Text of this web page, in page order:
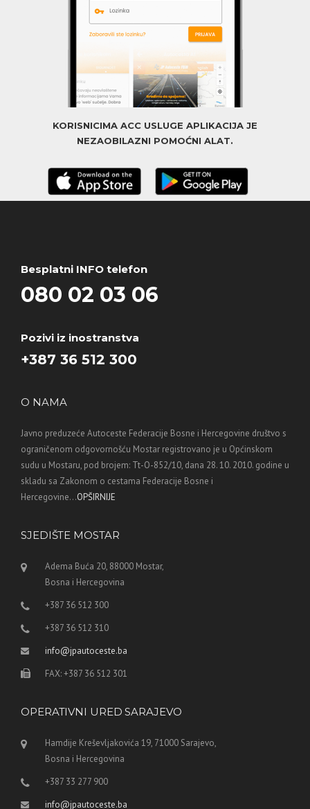
KORISNICIMA ACC USLUGE APLIKACIJA JE
NEZAOBILAZNI POMOĆNI ALAT.
Besplatni INFO telefon
080 02 03 06
Pozivi iz inostranstva
+387 36 512 300
O NAMA
Javno preduzeće Autoceste Federacije Bosne i Hercegovine društvo s
ograničenom odgovornošću Mostar registrovano je u Općinskom
sudu u Mostaru, pod brojem: Tt-O-852/10, dana 28. 10. 2010. godine u
skladu sa Zakonom o cestama Federacije Bosne i
Hercegovine...OPŠIRNIJE
SJEDIŠTE MOSTAR
Adema Buća 20, 88000 Mostar,
Bosna i Hercegovina
+387 36 512 300
+387 36 512 310
info@jpautoceste.ba
FAX: +387 36 512 301
OPERATIVNI URED SARAJEVO
Hamdije Kreševljakovića 19, 71000 Sarajevo,
Bosna i Hercegovina
+387 33 277 900
info@jpautoceste.ba